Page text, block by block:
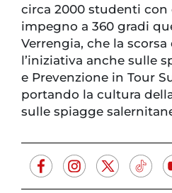
circa 2000 studenti con
impegno a 360 gradi
Verrengia, che la
l’iniziativa anche sulle
e Prevenzione in Tour
portando la cultura
sulle spiagge